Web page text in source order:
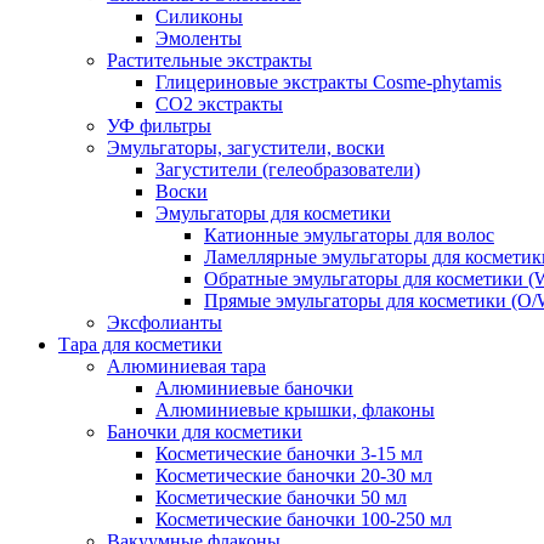
Силиконы
Эмоленты
Растительные экстракты
Глицериновые экстракты Cosme-phytamis
СО2 экстракты
УФ фильтры
Эмульгаторы, загустители, воски
Загустители (гелеобразователи)
Воски
Эмульгаторы для косметики
Катионные эмульгаторы для волос
Ламеллярные эмульгаторы для
Обратные эмульгаторы для косметики
Прямые эмульгаторы для косметики (O/
Эксфолианты
Тара для косметики
Алюминиевая тара
Алюминиевые баночки
Алюминиевые крышки, флаконы
Баночки для косметики
Косметические баночки 3-15 мл
Косметические баночки 20-30 мл
Косметические баночки 50 мл
Косметические баночки 100-250 мл